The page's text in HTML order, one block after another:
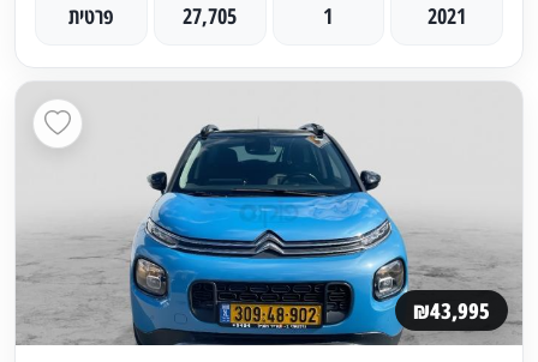
2021
1
27,705
פרטית
₪43,995